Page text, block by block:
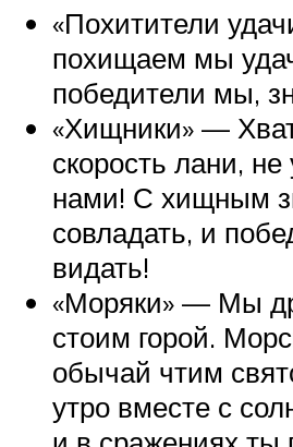
«Похитители
похищаем мы
победители мы,
«Хищники» —
скорость лани,
нами! С хищным
совладать, и
видать!
«Моряки» — Мы
стоим горой.
обычай чтим
утро вместе с